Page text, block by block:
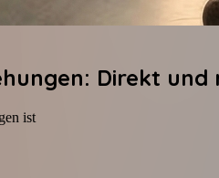
Direkt und
ist